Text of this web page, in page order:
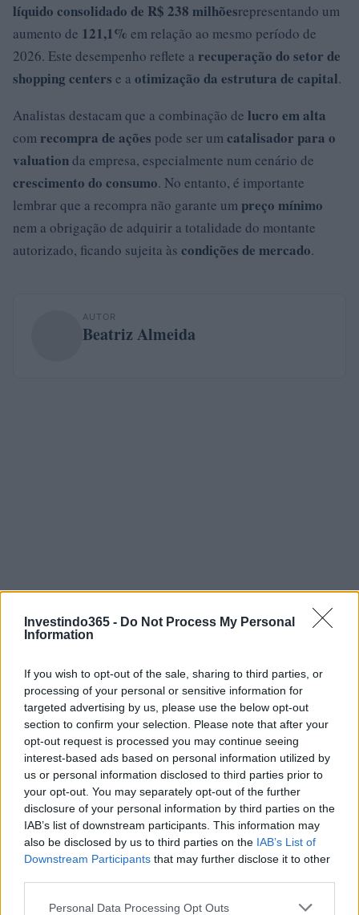
Investindo365 - Do Not Process My Personal
Information
If you wish to opt-out of the sale, sharing to third parties, or
processing of your personal or sensitive information for
targeted advertising by us, please use the below opt-out
section to confirm your selection. Please note that after your
opt-out request is processed you may continue seeing
interest-based ads based on personal information utilized by
us or personal information disclosed to third parties prior to
your opt-out. You may separately opt-out of the further
disclosure of your personal information by third parties on the
IAB’s list of downstream participants. This information may
also be disclosed by us to third parties on the IAB’s List of
Downstream Participants that may further disclose it to other
Please note that this website/app uses one or more Google
Personal Data Processing Opt Outs
líquido consolidado de R$ 238 milhõesrepresentando um
aumento de 121,1% em relação ao mesmo período de
2026. Este desempenho reflete a recuperação do setor de
shopping centers e a otimização da estrutura de capital.
Analistas destacam que a combinação de lucro em alta
com recompra de ações pode ser umcatalisador para o
valuationda empresa, especialmente num cenário de
crescimento do consumo. No entanto, é importante
lembrar que a recompra não garante um preço mínimo
nem a obrigação de adquirir a totalidade do montante
autorizado, ficando sujeita às condições de mercado.
AUTOR
Beatriz Almeida
Continue lendo
FINANÇA